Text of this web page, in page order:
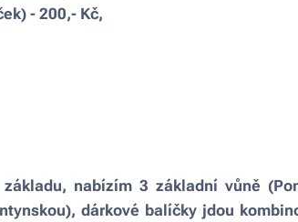
- 200,- Kč,
nabízím 3 základní vůně
dárkové balíčky jdou